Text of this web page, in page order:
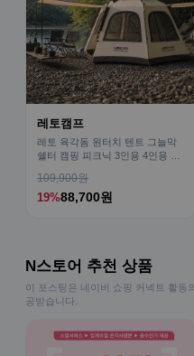
레토캠프
레토 육각돔 원터치 텐트 그늘막
쉘터 캠핑 피크닉 3인용 4인용 패
109,900원
19%88,700원
N스토어 추천 상품
이 포스팅은 네이버 쇼핑 커넥트 활동
공받습니다.